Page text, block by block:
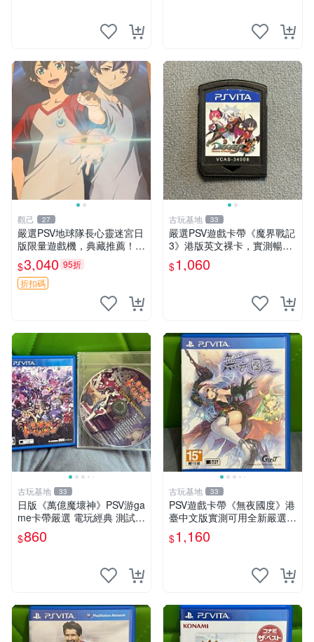
觀己 27
嚴選PSV地球隊長心靈迷宮日
版限量遊戲機，典藏推薦！Ni
ntendo掌上型遊戲 心靈迷宮
PSV 地球隊長 日本版本 當代
遊戲機 PSV 地球隊長 心靈
$3,040 95折
折扣碼
古玩基地 33
嚴選PSV遊戲卡帶《魔界戰記
3》港版英文裸卡，實測暢玩
無障礙，限索尼PSV機器運行
psv 港版 魔界戰記3
$1,060
古玩基地 33
日版《萬億魔壞神》PSV游ga
me卡帶嚴選 電玩經典 測試正
常 完整遊戲內容 附贈未拆封
音樂CD 萬億魔壞神 PSV 游g
$860
古玩基地 33
PSV遊戲卡帶《無夜國度》港
臺中文版實測可用全新嚴選成
色如圖可放心購買 無夜國度
PSV 港臺中文 游戲卡帶
$1,160